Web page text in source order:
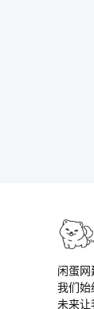
闲蛋网
我们始
未来让